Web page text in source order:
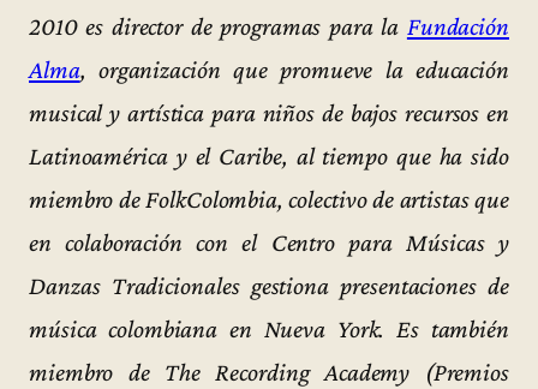
2010 es director de programas para la Fundación
Alma, organización que promueve la educación
musical y artística para niños de bajos recursos en
Latinoamérica y el Caribe, al tiempo que ha sido
miembro de FolkColombia, colectivo de artistas que
en colaboración con el Centro para Músicas y
Danzas Tradicionales gestiona presentaciones de
música colombiana en Nueva York. Es también
miembro de The Recording Academy (Premios